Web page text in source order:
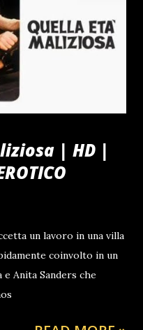
♬ suono originale -
da Collezione
promozione sociale,
vita alle notti del centro
poi, abbiamo preso a
di essere stati negligenti
| HD |
un lavoro in una villa
coinvolto in un
Anita Sanders che